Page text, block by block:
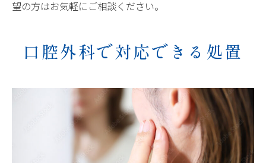
望の方はお気軽にご相談ください。
口腔外科で対応できる処置